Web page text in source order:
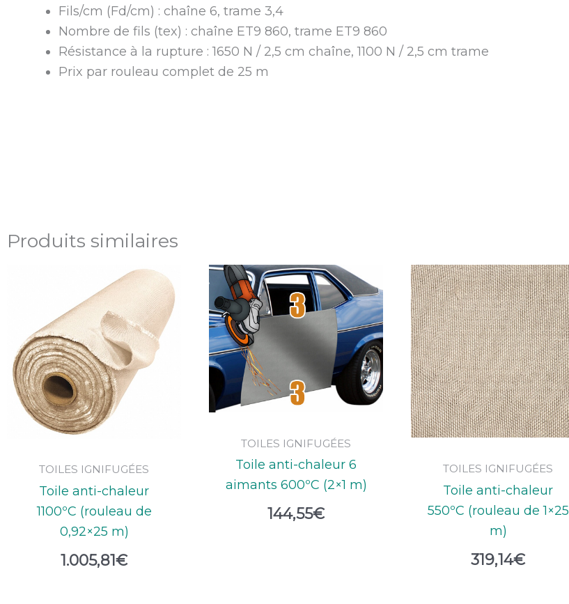
Fils/cm (Fd/cm) : chaîne 6, trame 3,4
Nombre de fils (tex) : chaîne ET9 860, trame ET9 860
Résistance à la rupture : 1650 N / 2,5 cm chaîne, 1100 N / 2,5 cm trame
Prix par rouleau complet de 25 m
Produits similaires
TOILES IGNIFUGÉES
Toile anti-chaleur
1100ºC (rouleau de
0,92×25 m)
1.005,81€
TOILES IGNIFUGÉES
Toile anti-chaleur 6
aimants 600ºC (2×1 m)
144,55€
TOILES IGNIFUGÉES
Toile anti-chaleur
550ºC (rouleau de 1×25
m)
319,14€